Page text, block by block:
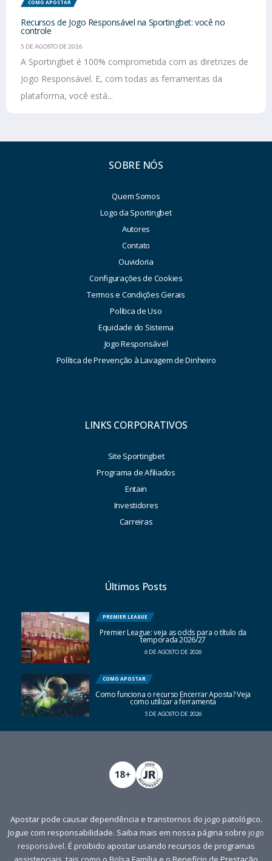
COMO APOSTAR
Recursos de Jogo Responsável na Sportingbet: você no
controle
5 DE AGOSTO DE 2026
A Sportingbet é 100% comprometida com as diretrizes de
Jogo Responsável. E, com todas as ferramentas da
plataforma, você está...
SOBRE NÓS
Quem Somos
Logo da Sportingbet
Autores
Contato
Ouvidoria
Configurações de Cookies
Termos e Condições Gerais
Política de Uso
Equidade do Sistema
Jogo Responsável
Política de Prevenção à Lavagem de Dinheiro
LINKS CORPORATIVOS
Site Sportingbet
Programa de Afiliados
Entain
Investidores
Carreiras
Últimos Posts
PREMIER LEAGUE
Premier League: veja as odds para o título da
temporada 2026/27
6 DE AGOSTO DE 2026
COMO APOSTAR
Como funciona o recurso Encerrar Aposta? Veja
como utilizar a ferramenta
5 DE AGOSTO DE 2026
Apostar pode causar dependência e transtornos do jogo patológico.
Jogue com responsabilidade. Saiba mais em nossa página sobre jogo
responsável. É proibido apostar usando recursos de programas